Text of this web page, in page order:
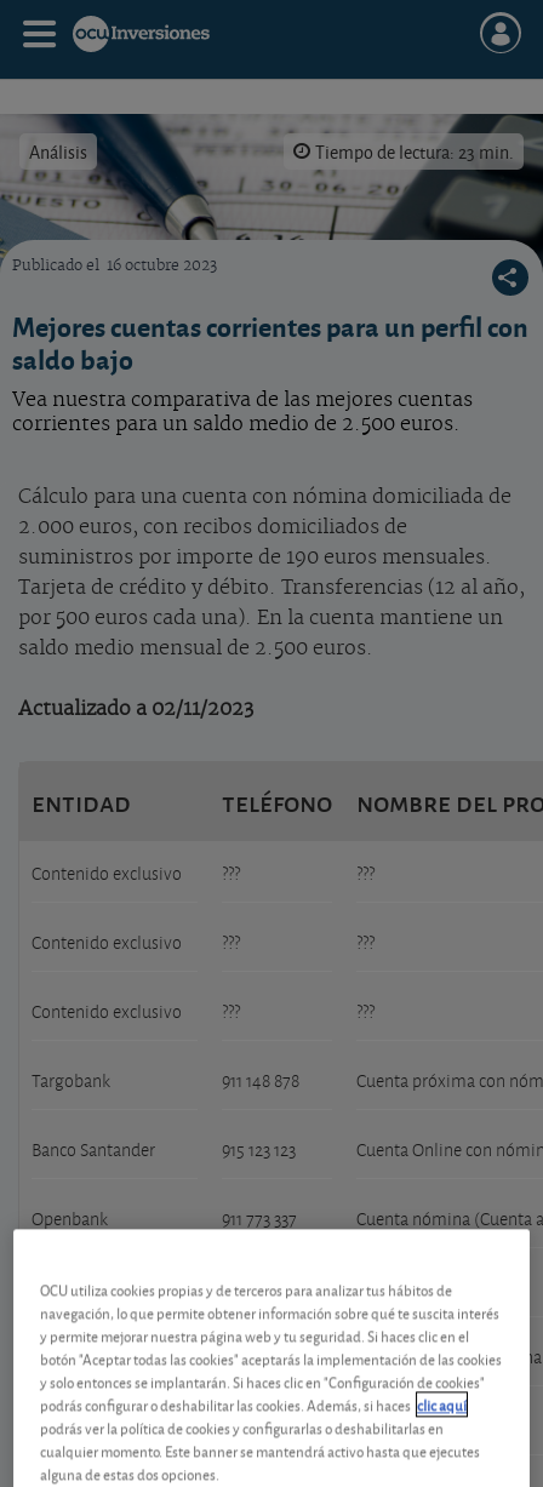
Análisis Tiempo de lectura: 23 min.
Publicado el 16 octubre 2023
Mejores cuentas corrientes para un perfil con
saldo bajo
Vea nuestra comparativa de las mejores cuentas
corrientes para un saldo medio de 2.500 euros.
Cálculo para una cuenta con nómina domiciliada de
2.000 euros, con recibos domiciliados de
suministros por importe de 190 euros mensuales.
Tarjeta de crédito y débito. Transferencias (12 al año,
por 500 euros cada una). En la cuenta mantiene un
saldo medio mensual de 2.500 euros.
Actualizado a 02/11/2023
entidad teléfono nombre del
Contenido exclusivo ??? ???
Contenido exclusivo ??? ???
Contenido exclusivo ??? ???
Targobank 911 148 878 Cuenta próxima con
Banco Santander 915 123 123 Cuenta Online con
Openbank 911 773 337 Cuenta nómina (Cuenta
Ibercaja 976 748 800 Cuenta nómina Vamos
Abanca 981 910 522 Cuenta Clara con
Bankinter 901 131 313 Cuenta nómina
OCU utiliza cookies propias y de terceros para analizar tus hábitos de
navegación, lo que permite obtener información sobre qué te suscita interés
y permite mejorar nuestra página web y tu seguridad. Si haces clic en el
botón "Aceptar todas las cookies" aceptarás la implementación de las cookies
y solo entonces se implantarán. Si haces clic en "Configuración de cookies"
podrás configurar o deshabilitar las cookies. Además, si haces clic aquí
podrás ver la política de cookies y configurarlas o deshabilitarlas en
cualquier momento. Este banner se mantendrá activo hasta que ejecutes
alguna de estas dos opciones.